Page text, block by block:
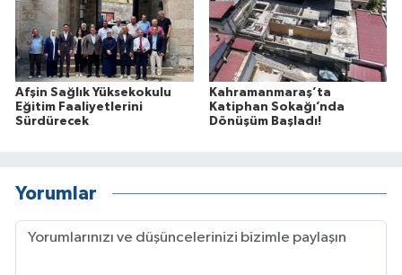
Afşin Sağlık Yüksekokulu
Eğitim Faaliyetlerini
Sürdürecek
Kahramanmaraş’ta
Katiphan Sokağı’nda
Dönüşüm Başladı!
Yorumlar